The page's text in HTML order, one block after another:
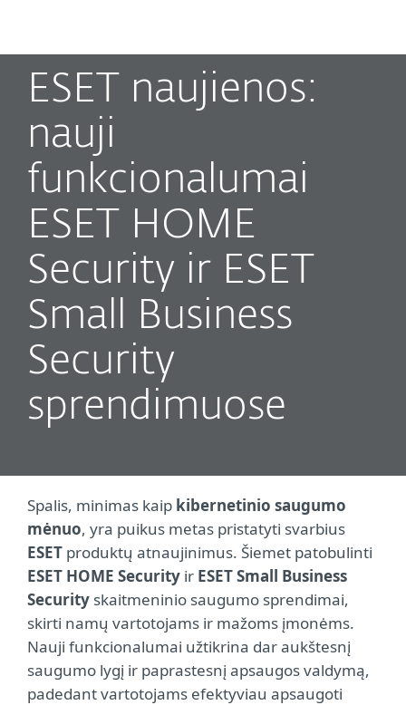
ESET naujienos:
nauji
funkcionalumai
ESET HOME
Security ir ESET
Small Business
Security
sprendimuose
Spalis, minimas kaip kibernetinio saugumo
mėnuo, yra puikus metas pristatyti svarbius
ESET produktų atnaujinimus. Šiemet patobulinti
ESET HOME Security ir ESET Small Business
Security skaitmeninio saugumo sprendimai,
skirti namų vartotojams ir mažoms įmonėms.
Nauji funkcionalumai užtikrina dar aukštesnį
saugumo lygį ir paprastesnį apsaugos valdymą,
padedant vartotojams efektyviau apsaugoti